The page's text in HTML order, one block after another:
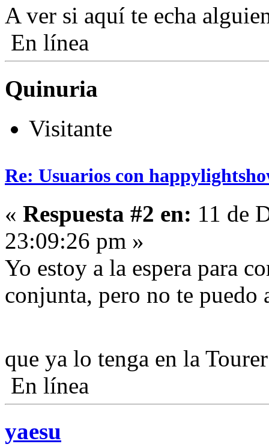
A ver si aquí te echa
En línea
Quinuria
Visitante
Re: Usuarios con
« Respuesta #2 en: 11 de
23:09:26 pm »
Yo estoy a la espera para
conjunta, pero no te puedo
que ya lo tenga en la
En línea
yaesu